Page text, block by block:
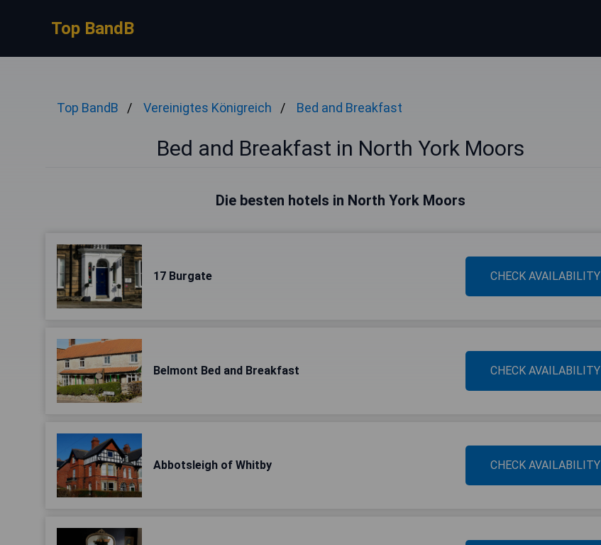
Top BandB
Top BandB Vereinigtes Königreich Bed and Breakfast
Bed and Breakfast in North York Moors
Die besten hotels in North York Moors
17 Burgate CHECK AVAILABILITY
Belmont Bed and Breakfast CHECK AVAILABILITY
Abbotsleigh of Whitby CHECK AVAILABILITY